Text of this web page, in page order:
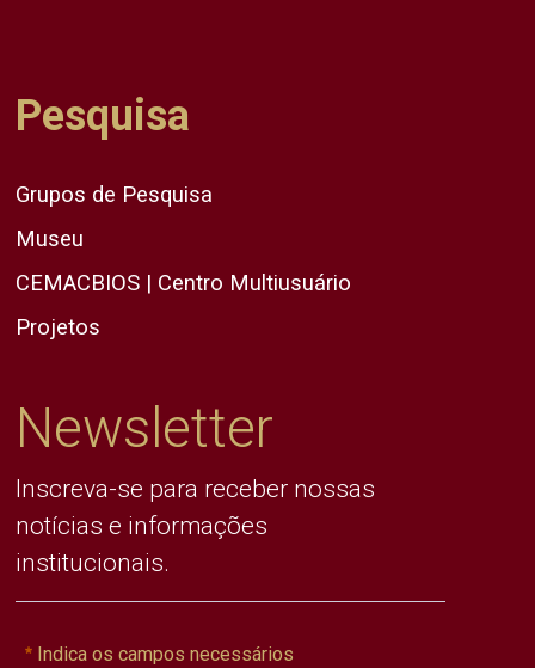
Pesquisa
Grupos de Pesquisa
Museu
CEMACBIOS | Centro Multiusuário
Projetos
Newsletter
Inscreva-se para receber nossas
notícias e informações
institucionais.
Indica os campos necessários